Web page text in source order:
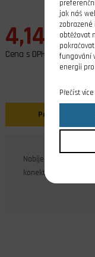
4,14 EUR
Cena s DPH
Popis
Nabíjecí kabel se
konektorem JR
jak náš
obtěžovat
fungování
energii
Přečíst více